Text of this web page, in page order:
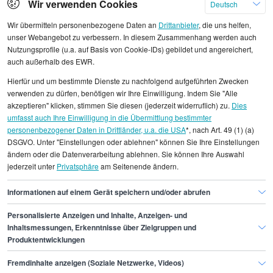
statistischen Erhebungen durch StepStone. Es sind
Durchschnittswerte und die Angaben können nicht
einzelnen Stellenangeboten zugeordnet werden.
Gehaltsinformationen IT
Infrastrukturmanager/in
Infrastrukturmanager/in Leipzig
Finde den Job,
der zu dir passt.
Wir verwenden Cookies
Deutsch
Wir übermitteln personenbezogene Daten an Drittanbieter, die uns helfen,
unser Webangebot zu verbessern. In diesem Zusammenhang werden auch
Nutzungsprofile (u.a. auf Basis von Cookie-IDs) gebildet und angereichert,
auch außerhalb des EWR.
Hierfür und um bestimmte Dienste zu nachfolgend aufgeführten Zwecken
verwenden zu dürfen, benötigen wir Ihre Einwilligung. Indem Sie "Alle
akzeptieren" klicken, stimmen Sie diesen (jederzeit widerruflich) zu. Dies
umfasst auch Ihre Einwilligung in die Übermittlung bestimmter
personenbezogener Daten in Drittländer, u.a. die USA*, nach Art. 49 (1) (a)
DSGVO. Unter "Einstellungen oder ablehnen" können Sie Ihre Einstellungen
ändern oder die Datenverarbeitung ablehnen. Sie können Ihre Auswahl
jederzeit unter Privatsphäream Seitenende ändern.
Informationen auf einem Gerät speichern und/oder abrufen
Personalisierte Anzeigen und Inhalte, Anzeigen- und
Inhaltsmessungen, Erkenntnisse über Zielgruppen und
Produktentwicklungen
Fremdinhalte anzeigen (Soziale Netzwerke, Videos)